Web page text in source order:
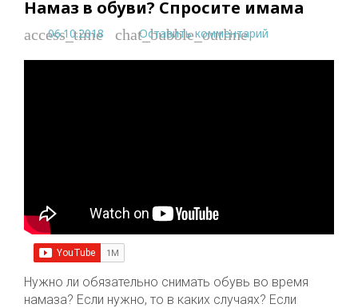
Намаз в обуви? Спросите имама
access_time
06.10.2018 chat_bubble_outline
Оставить комментарий
Нужно ли обязательно снимать обувь во время
намаза? Если нужно, то в каких случаях? Если